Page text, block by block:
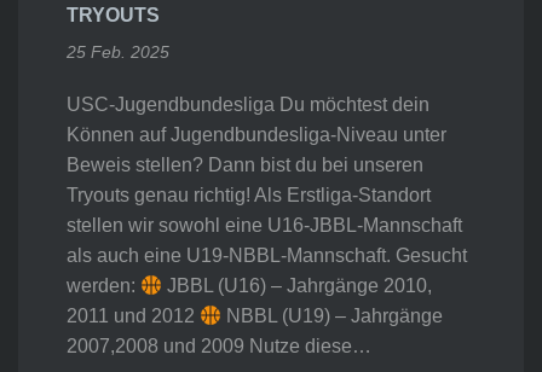
TRYOUTS
25 Feb. 2025
USC-Jugendbundesliga Du möchtest dein
Können auf Jugendbundesliga-Niveau unter
Beweis stellen? Dann bist du bei unseren
Tryouts genau richtig! Als Erstliga-Standort
stellen wir sowohl eine U16-JBBL-Mannschaft
als auch eine U19-NBBL-Mannschaft. Gesucht
werden:
JBBL (U16) – Jahrgänge 2010,
2011 und 2012
NBBL (U19) – Jahrgänge
2007,2008 und 2009 Nutze diese…